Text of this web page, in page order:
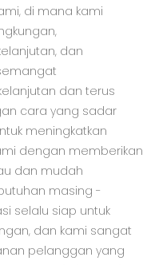
di mana kami
dan
dan terus
cara yang sadar
meningkatkan
dengan memberikan
dan mudah
masing -
selalu siap untuk
dan kami sangat
pelanggan yang